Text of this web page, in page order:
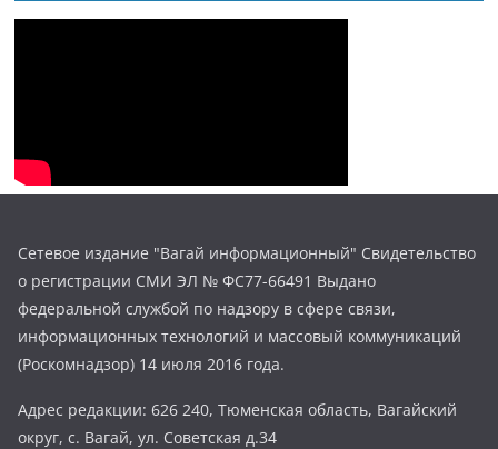
Сетевое издание "Вагай информационный" Свидетельство
о регистрации СМИ ЭЛ № ФС77-66491 Выдано
федеральной службой по надзору в сфере связи,
информационных технологий и массовый коммуникаций
(Роскомнадзор) 14 июля 2016 года.
Адрес редакции: 626 240, Тюменская область, Вагайский
округ, с. Вагай, ул. Советская д.34